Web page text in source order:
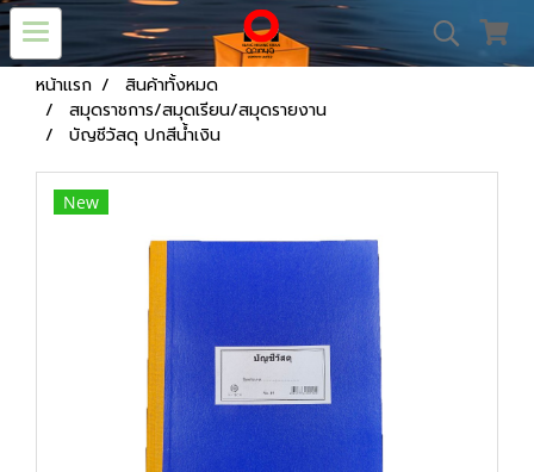
หน้าแรก
สินค้าทั้งหมด
สมุดราชการ/สมุดเรียน/สมุดรายงาน
บัญชีวัสดุ ปกสีน้ำเงิน
New